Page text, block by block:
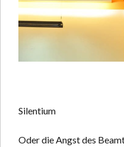
Silentium
Oder die Angst des